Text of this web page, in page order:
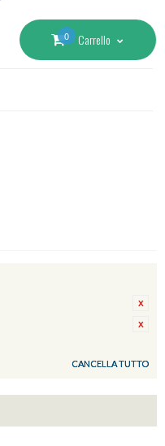
0 Carrello
CANCELLA TUTTO